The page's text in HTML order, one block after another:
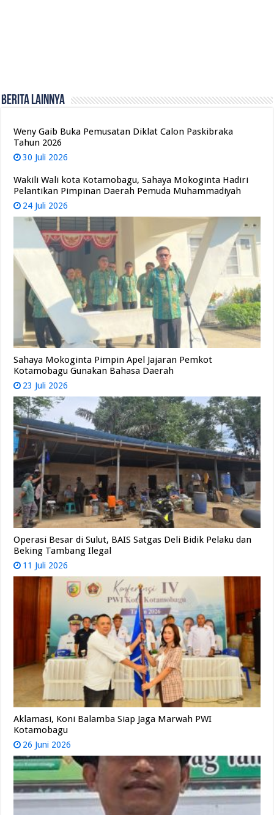
Berita Lainnya
Weny Gaib Buka Pemusatan Diklat Calon Paskibraka
Tahun 2026
30 Juli 2026
Wakili Wali kota Kotamobagu, Sahaya Mokoginta Hadiri
Pelantikan Pimpinan Daerah Pemuda Muhammadiyah
24 Juli 2026
Sahaya Mokoginta Pimpin Apel Jajaran Pemkot
Kotamobagu Gunakan Bahasa Daerah
23 Juli 2026
Operasi Besar di Sulut, BAIS Satgas Deli Bidik Pelaku dan
Beking Tambang Ilegal
11 Juli 2026
Aklamasi, Koni Balamba Siap Jaga Marwah PWI
Kotamobagu
26 Juni 2026